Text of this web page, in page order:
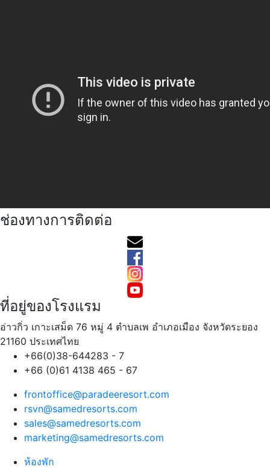
ช่องทางการติดต่อ
ที่อยู่ของโรงแรม
อ่าวกิ่ว เกาะเสม็ด 76 หมู่ 4 ตำบลเพ อำเภอเมือง จังหวัดระยอง
21160 ประเทศไทย
+66(0)38-644283 - 7
+66 (0)61 4138 465 - 67
frontoffice@paradeeresort.com
rsvn@samedresorts.com
sales@samedresorts.com
marketing@samedresorts.com
ห้องพัก